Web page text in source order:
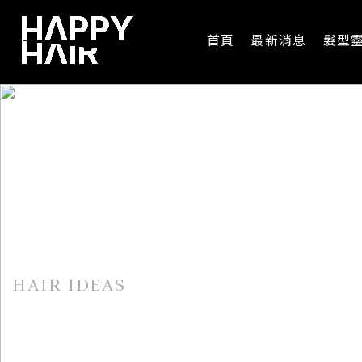
首頁 最新消息 髮型
HAIR IDEAS